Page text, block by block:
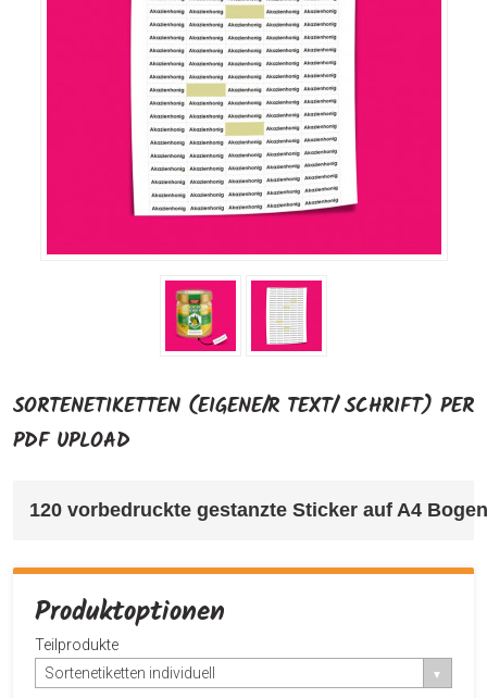
SORTENETIKETTEN (EIGENE/R TEXT/ SCHRIFT) PER
PDF UPLOAD
120 vorbedruckte gestanzte Sticker auf A4
Produktoptionen
Teilprodukte
Sortenetiketten individuell